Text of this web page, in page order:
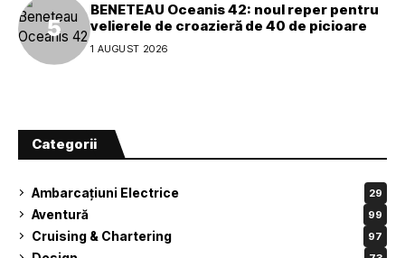
BENETEAU Oceanis 42: noul reper pentru
velierele de croazieră de 40 de picioare
1 AUGUST 2026
Categorii
Ambarcațiuni Electrice 29
Aventură 99
Cruising & Chartering 97